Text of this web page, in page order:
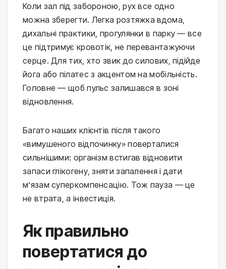
Коли зал під забороною, рух все одно
можна зберегти. Легка розтяжка вдома,
дихальні практики, прогулянки в парку — все
це підтримує кровотік, не перевантажуючи
серце. Для тих, хто звик до силових, підійде
йога або пілатес з акцентом на мобільність.
Головне — щоб пульс залишався в зоні
відновлення.
Багато наших клієнтів після такого
«вимушеного відпочинку» поверталися
сильнішими: організм встигав відновити
запаси глікогену, зняти запалення і дати
м’язам суперкомпенсацію. Тож пауза — це
не втрата, а інвестиція.
Як правильно
повертатися до